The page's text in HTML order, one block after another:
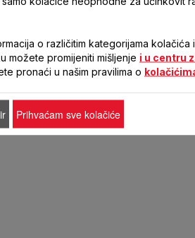
o različitim kategorijama kolačića
možete promijeniti mišljenje i u centru
pronaći u našim pravilima o
Prihvaćam sve kolačiće